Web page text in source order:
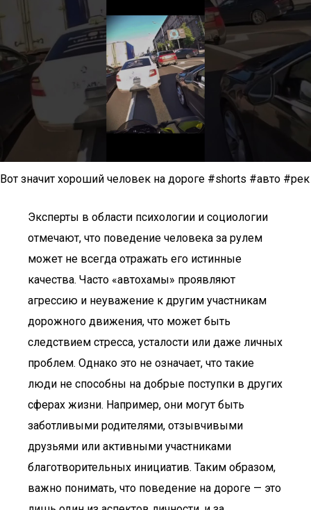
Вот значит хороший человек на дороге #shorts #авто #рек
Эксперты в области психологии и социологии
отмечают, что поведение человека за рулем
может не всегда отражать его истинные
качества. Часто «автохамы» проявляют
агрессию и неуважение к другим участникам
дорожного движения, что может быть
следствием стресса, усталости или даже личных
проблем. Однако это не означает, что такие
люди не способны на добрые поступки в других
сферах жизни. Например, они могут быть
заботливыми родителями, отзывчивыми
друзьями или активными участниками
благотворительных инициатив. Таким образом,
важно понимать, что поведение на дороге — это